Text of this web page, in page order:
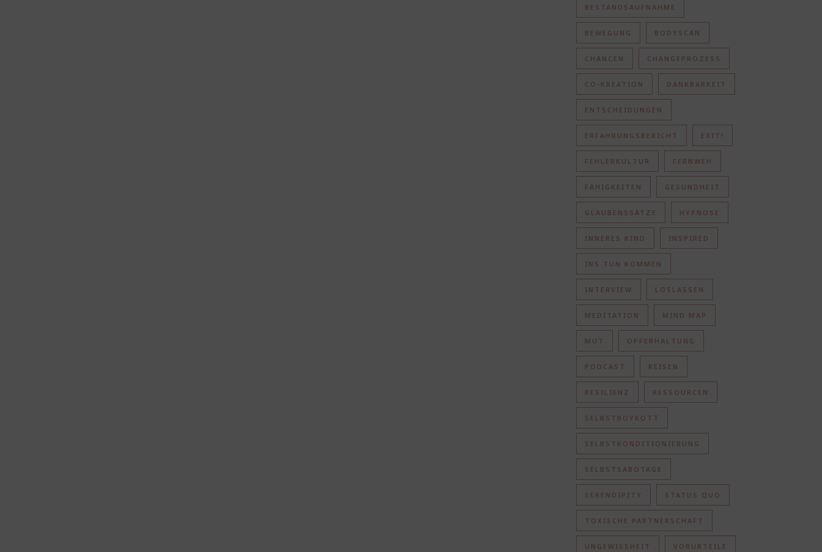
BESTANDSAUFNAHME
BEWEGUNG BODYSCAN
CHANCEN CHANGEPROZESS
CO-KREATION DANKBARKEIT
ENTSCHEIDUNGEN
ERFAHRUNGSBERICHT EXIT!
FEHLERKULTUR FERNWEH
FÄHIGKEITEN GESUNDHEIT
GLAUBENSSÄTZE HYPNOSE
INNERES KIND INSPIRED
INS TUN KOMMEN
INTERVIEW LOSLASSEN
MEDITATION MIND MAP
MUT OPFERHALTUNG
PODCAST REISEN
RESILIENZ RESSOURCEN
SELBSTBOYKOTT
SELBSTKONDITIONIERUNG
SELBSTSABOTAGE
SERENDIPITY STATUS QUO
TOXISCHE PARTNERSCHAFT
UNGEWISSHEIT VORURTEILE